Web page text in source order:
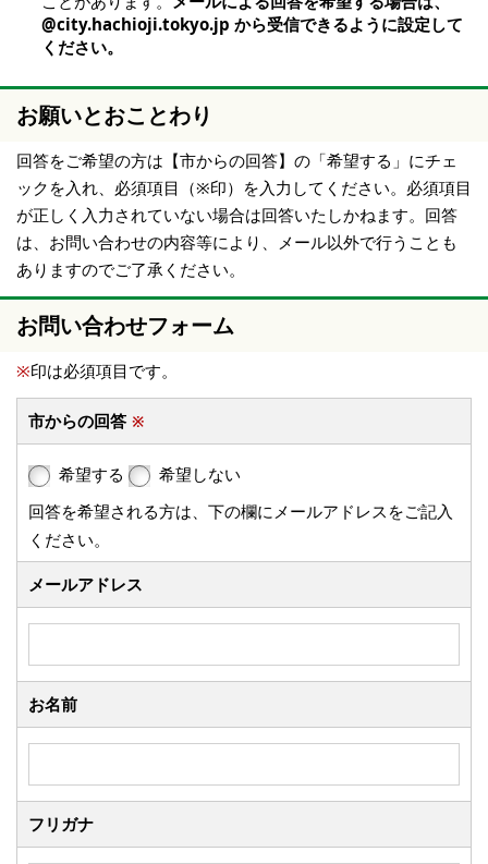
@city.hachioji.tokyo.jp から受信できるように設定して
ください。
お願いとおことわり
回答をご希望の方は【市からの回答】の「希望する」にチェ
ックを入れ、必須項目（※印）を入力してください。必須項目
が正しく入力されていない場合は回答いたしかねます。回答
は、お問い合わせの内容等により、メール以外で行うことも
ありますのでご了承ください。
お問い合わせフォーム
※印は必須項目です。
市からの回答 ※
希望する
希望しない
回答を希望される方は、下の欄にメールアドレスをご記入
ください。
メールアドレス
お名前
フリガナ